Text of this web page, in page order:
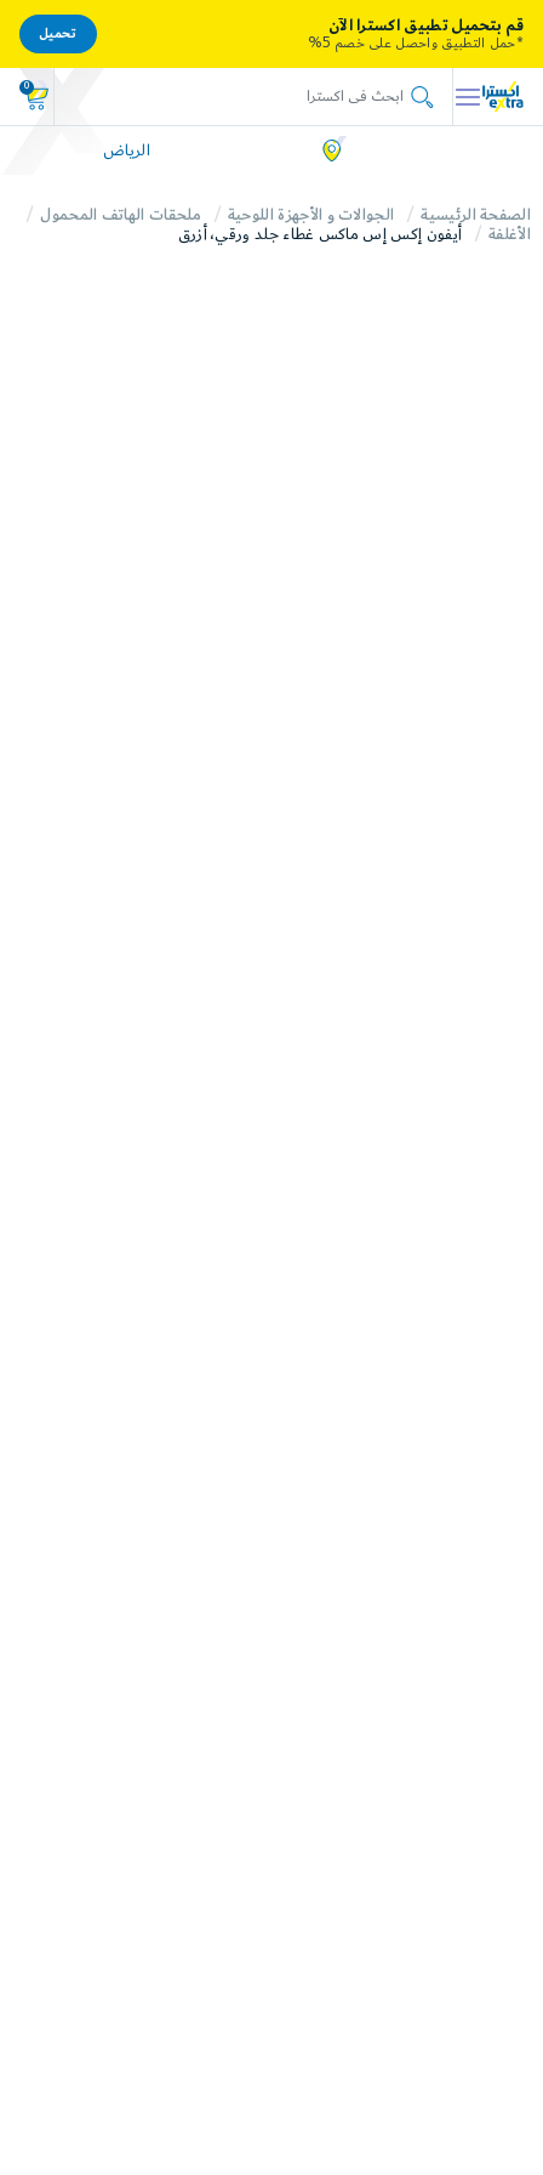
0
الرياض
الصفحة الرئيسية الجوالات و الأجهزة اللوحية
ملحقات الهاتف المحمول
الأغلفة
أيفون إكس إس ماكس غطاء جلد ورقي، أزرق
قم بتحميل تطبيق اكسترا الآن
*حمل التطبيق واحصل على خصم 5%
تحميل